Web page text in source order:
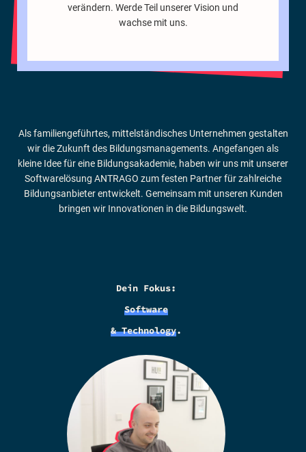
verändern. Werde Teil unserer Vision und
wachse mit uns.
Als familiengeführtes, mittelständisches Unternehmen gestalten
wir die Zukunft des Bildungsmanagements. Angefangen als
kleine Idee für eine Bildungsakademie, haben wir uns mit unserer
Softwarelösung ANTRAGO zum festen Partner für zahlreiche
Bildungsanbieter entwickelt. Gemeinsam mit unseren Kunden
bringen wir Innovationen in die Bildungswelt.
Dein Fokus:
Software
& Technology.